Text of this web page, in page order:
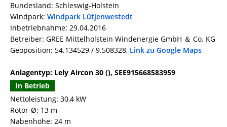
Bundesland: Schleswig-Holstein
Windpark: Windpark Lütjenwestedt
Inbetriebnahme: 29.04.2016
Betreiber: GREE Mittelholstein Windenergie GmbH ＆ Co. KG
Geoposition: 54.134529 / 9.508328, Link zu Google Maps
Anlagentyp: Lely Aircon 30 (), SEE915668583959
In Betrieb
Nettoleistung: 30,4 kW
Rotor-Ø: 13 m
Nabenhöhe: 24 m